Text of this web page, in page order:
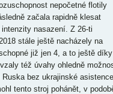
nepočetné flotily
začala rapidně klesat
nasazení. Z 26-ti
stále ještě nacházely na
již jen 4, a to ještě díky
též úvahy ohledně
bez ukrajinské
tento stroj pohánět, v